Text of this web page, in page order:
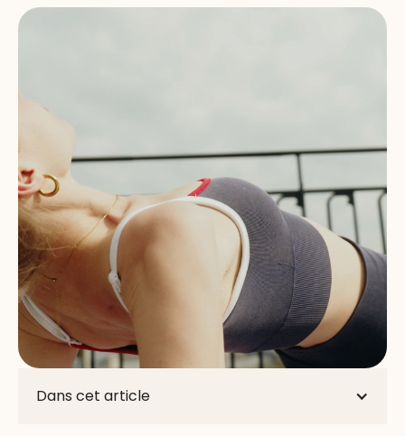
Dans cet article